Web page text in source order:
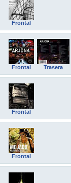
Frontal
Frontal Trasera
Frontal
Frontal